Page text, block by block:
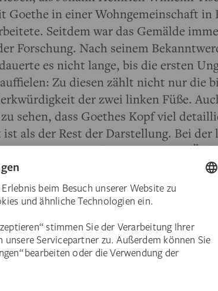
Goethe in einer Wohngemeinschaft in
Seitdem war das Gemälde
Forschung. Nach seinem
es nicht lange, bis die ersten
Zu diesen zählt nicht nur die
der zwei linken Füße.
sehen, dass Goethes Kopf viel
ist als der Rest der Darstellung. Bei der
im Jahr 1974 entdeckte man, dass
Goethes Kragen und Ärmel
Vergleicht man das heutige Bild mit
auch deutlich, dass die Schuhspitzen
anders geformt waren. All diese
auf, denen wir jetzt nachgehen. Dazu
Schicht für Schicht mit aktuellsten